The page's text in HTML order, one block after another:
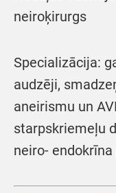
neiroķirurgs
Specializācija:
audzēji,
aneirismu un
starpskriemeļu
neiro-